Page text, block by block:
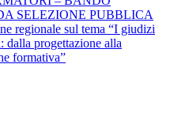
SELEZIONE PUBBLICA
regionale sul tema “I giudizi
dalla progettazione alla
formativa”